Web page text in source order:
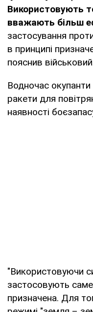
Використовують
вважають більш
застосування
в принципі
пояснив
Водночас окупанти
ракети для
наявності
"Використовуючи
застосовують
призначена. Для